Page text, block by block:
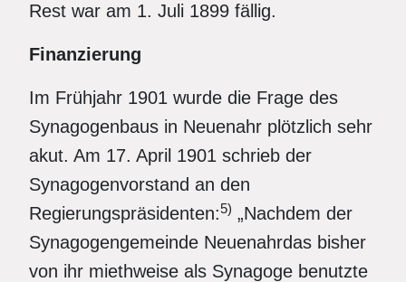
Rest war am 1. Juli 1899 fällig.
Finanzierung
Im Frühjahr 1901 wurde die Frage des
Synagogenbaus in Neuenahr plötzlich sehr
akut. Am 17. April 1901 schrieb der
Synagogenvorstand an den
Regierungspräsidenten:5) „Nachdem der
Synagogengemeinde Neuenahrdas bisher
von ihr miethweise als Synagoge benutzte